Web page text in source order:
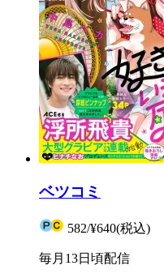
ベツコミ
582/¥640(税込)
毎月13日頃配信